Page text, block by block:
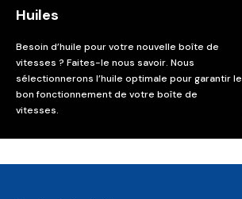
Huiles
Besoin d’huile pour votre nouvelle boîte de
vitesses ? Faites-le nous savoir. Nous
sélectionnerons l’huile optimale pour garantir le
bon fonctionnement de votre boîte de
vitesses.